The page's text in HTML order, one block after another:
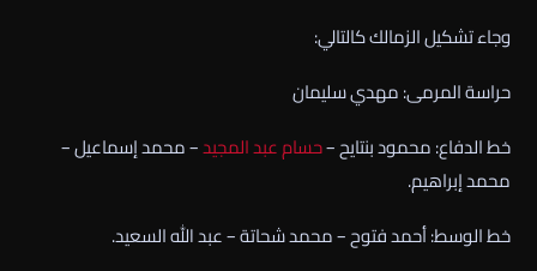
وجاء تشكيل الزمالك كالتالي:
حراسة المرمى: مهدي سليمان
خط الدفاع: محمود بنتايح –حسام عبد المجيد– محمد إسماعيل –
محمد إبراهيم.
خط الوسط: أحمد فتوح – محمد شحاتة – عبد الله السعيد.